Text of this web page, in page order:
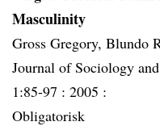
Masculinity
Gross Gregory, Blundo
Journal of Sociology
1:85-97 : 2005 :
Obligatorisk